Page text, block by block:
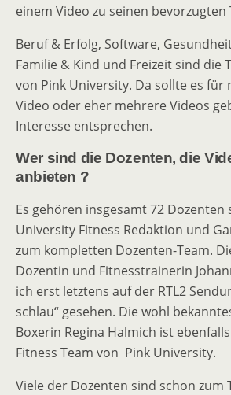
einem Video zu seinen bevorzugten
Beruf & Erfolg, Software,
Familie & Kind und Freizeit sind die
von Pink University. Da sollte es für
Video oder eher mehrere Videos
Interesse entsprechen.
Wer sind die Dozenten, die
anbieten ?
Es gehören insgesamt 72
University Fitness Redaktion und
zum kompletten Dozenten-Team.
Dozentin und Fitnesstrainerin
ich erst letztens auf der RTL2
schlau“ gesehen. Die wohl
Boxerin Regina Halmich ist
Fitness Team von Pink University.
Viele der Dozenten sind schon zum